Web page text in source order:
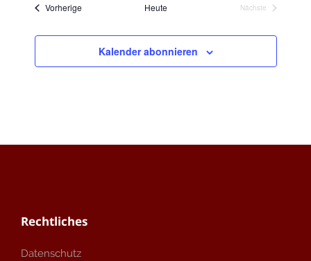
VorherigeVeranstaltungen Heute
Nächste
Kalender abonnieren
Rechtliches
Datenschutz